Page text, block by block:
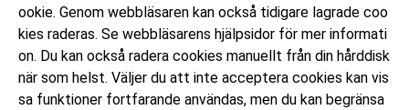
ookie. Genom webbläsaren kan också tidigare lagrade coo
kies raderas. Se webbläsarens hjälpsidor för mer informati
on. Du kan också radera cookies manuellt från din hårddisk
när som helst. Väljer du att inte acceptera cookies kan vis
sa funktioner fortfarande användas, men du kan begränsa